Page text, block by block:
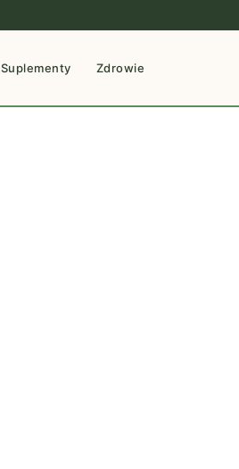
Suplementy Zdrowie